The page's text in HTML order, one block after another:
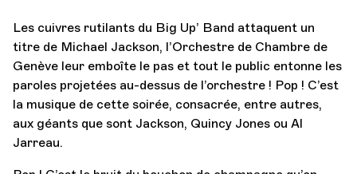
Les cuivres rutilants du Big Up’ Band attaquent un
titre de Michael Jackson, l’Orchestre de Chambre de
Genève leur emboîte le pas et tout le public entonne les
paroles projetées au-dessus de l’orchestre ! Pop ! C’est
la musique de cette soirée, consacrée, entre autres,
aux géants que sont Jackson, Quincy Jones ou Al
Jarreau.